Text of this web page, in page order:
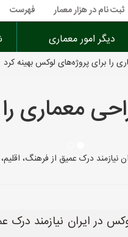
ثبت نام در هزار معمار فهرست
دیگر امور معماری
را برای پروژه‌های لوکس بهینه کرد
معماری
نیازمند درک عمیق از فرهنگ،
در ایران نیازمند